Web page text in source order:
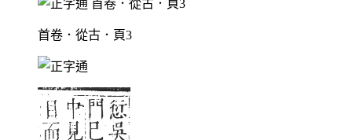
首卷．從古．頁3